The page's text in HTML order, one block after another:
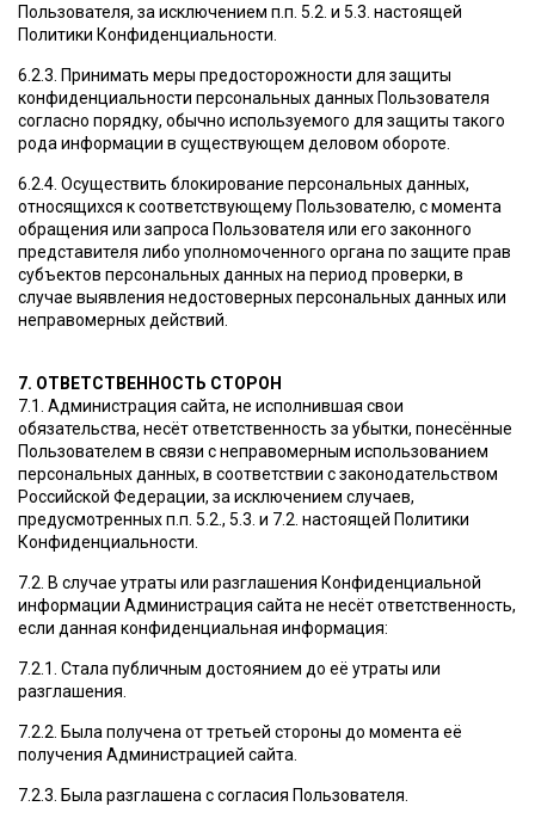
Пользователя, за исключением п.п. 5.2. и 5.3. настоящей
Политики Конфиденциальности.
6.2.3. Принимать меры предосторожности для защиты
конфиденциальности персональных данных Пользователя
согласно порядку, обычно используемого для защиты такого
рода информации в существующем деловом обороте.
6.2.4. Осуществить блокирование персональных данных,
относящихся к соответствующему Пользователю, с момента
обращения или запроса Пользователя или его законного
представителя либо уполномоченного органа по защите прав
субъектов персональных данных на период проверки, в
случае выявления недостоверных персональных данных или
неправомерных действий.
7. ОТВЕТСТВЕННОСТЬ СТОРОН
7.1. Администрация сайта, не исполнившая свои
обязательства, несёт ответственность за убытки, понесённые
Пользователем в связи с неправомерным использованием
персональных данных, в соответствии с законодательством
Российской Федерации, за исключением случаев,
предусмотренных п.п. 5.2., 5.3. и 7.2. настоящей Политики
Конфиденциальности.
7.2. В случае утраты или разглашения Конфиденциальной
информации Администрация сайта не несёт ответственность,
если данная конфиденциальная информация:
7.2.1. Стала публичным достоянием до её утраты или
разглашения.
7.2.2. Была получена от третьей стороны до момента её
получения Администрацией сайта.
7.2.3. Была разглашена с согласия Пользователя.